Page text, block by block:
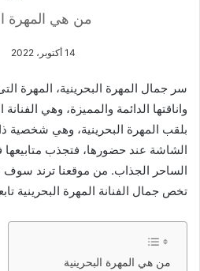
من هي المهرة
14 أكتوبر، 2022
سر جمال المهرة البحرينية، المهرة
واناقتها الدائمة والمميزة، وهي
بلقب المهرة البحرينية، وهي شخصية
الشاشة عند حضورها، فتجذب متابيعها
الساحر الجذاب. من موقعنا ترند سوف
تخص جمال الفنانة المهرة البحرينية
من هي المهرة البحرينية